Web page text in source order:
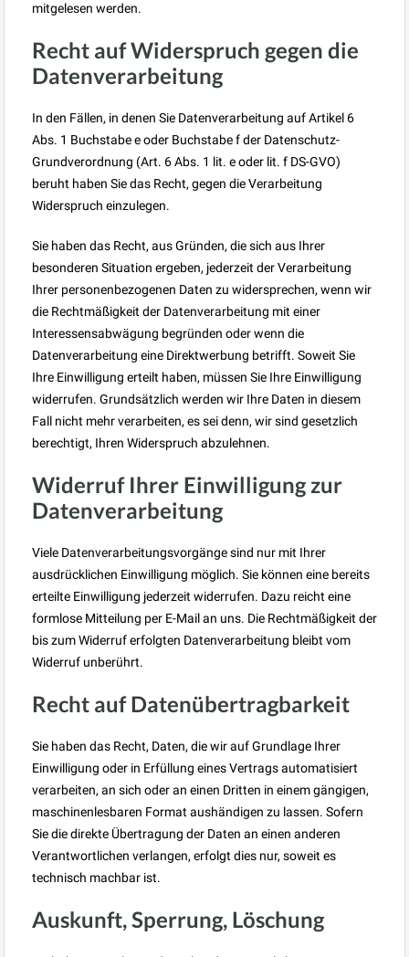
mitgelesen werden.
Recht auf Widerspruch gegen die
Datenverarbeitung
In den Fällen, in denen Sie Datenverarbeitung auf Artikel 6
Abs. 1 Buchstabe e oder Buchstabe f der Datenschutz-
Grundverordnung (Art. 6 Abs. 1 lit. e oder lit. f DS-GVO)
beruht haben Sie das Recht, gegen die Verarbeitung
Widerspruch einzulegen.
Sie haben das Recht, aus Gründen, die sich aus Ihrer
besonderen Situation ergeben, jederzeit der Verarbeitung
Ihrer personen­bezogenen Daten zu widersprechen, wenn wir
die Rechtmäßigkeit der Datenverarbeitung mit einer
Interessensabwägung begründen oder wenn die
Datenverarbeitung eine Direktwerbung betrifft. Soweit Sie
Ihre Einwilligung erteilt haben, müssen Sie Ihre Einwilligung
widerrufen. Grundsätzlich werden wir Ihre Daten in diesem
Fall nicht mehr verarbeiten, es sei denn, wir sind gesetzlich
berechtigt, Ihren Widerspruch abzulehnen.
Widerruf Ihrer Einwilligung zur
Datenverarbeitung
Viele Datenverarbeitungsvorgänge sind nur mit Ihrer
ausdrücklichen Einwilligung möglich. Sie können eine bereits
erteilte Einwilligung jederzeit widerrufen. Dazu reicht eine
formlose Mitteilung per E-Mail an uns. Die Rechtmäßigkeit der
bis zum Widerruf erfolgten Datenverarbeitung bleibt vom
Widerruf unberührt.
Recht auf Datenübertragbarkeit
Sie haben das Recht, Daten, die wir auf Grundlage Ihrer
Einwilligung oder in Erfüllung eines Vertrags automatisiert
verarbeiten, an sich oder an einen Dritten in einem gängigen,
maschinenlesbaren Format aushändigen zu lassen. Sofern
Sie die direkte Übertragung der Daten an einen anderen
Verantwortlichen verlangen, erfolgt dies nur, soweit es
technisch machbar ist.
Auskunft, Sperrung, Löschung